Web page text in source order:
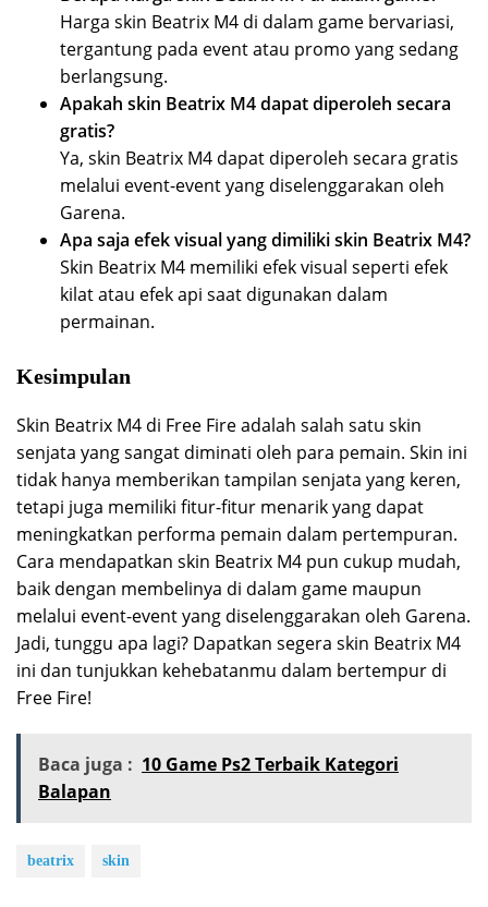
Harga skin Beatrix M4 di dalam game bervariasi,
tergantung pada event atau promo yang sedang
berlangsung.
Apakah skin Beatrix M4 dapat diperoleh secara
gratis?
Ya, skin Beatrix M4 dapat diperoleh secara gratis
melalui event-event yang diselenggarakan oleh
Garena.
Apa saja efek visual yang dimiliki skin Beatrix M4?
Skin Beatrix M4 memiliki efek visual seperti efek
kilat atau efek api saat digunakan dalam
permainan.
Kesimpulan
Skin Beatrix M4 di Free Fire adalah salah satu skin
senjata yang sangat diminati oleh para pemain. Skin ini
tidak hanya memberikan tampilan senjata yang keren,
tetapi juga memiliki fitur-fitur menarik yang dapat
meningkatkan performa pemain dalam pertempuran.
Cara mendapatkan skin Beatrix M4 pun cukup mudah,
baik dengan membelinya di dalam game maupun
melalui event-event yang diselenggarakan oleh Garena.
Jadi, tunggu apa lagi? Dapatkan segera skin Beatrix M4
ini dan tunjukkan kehebatanmu dalam bertempur di
Free Fire!
Baca juga : 10 Game Ps2 Terbaik Kategori
Balapan
beatrix skin